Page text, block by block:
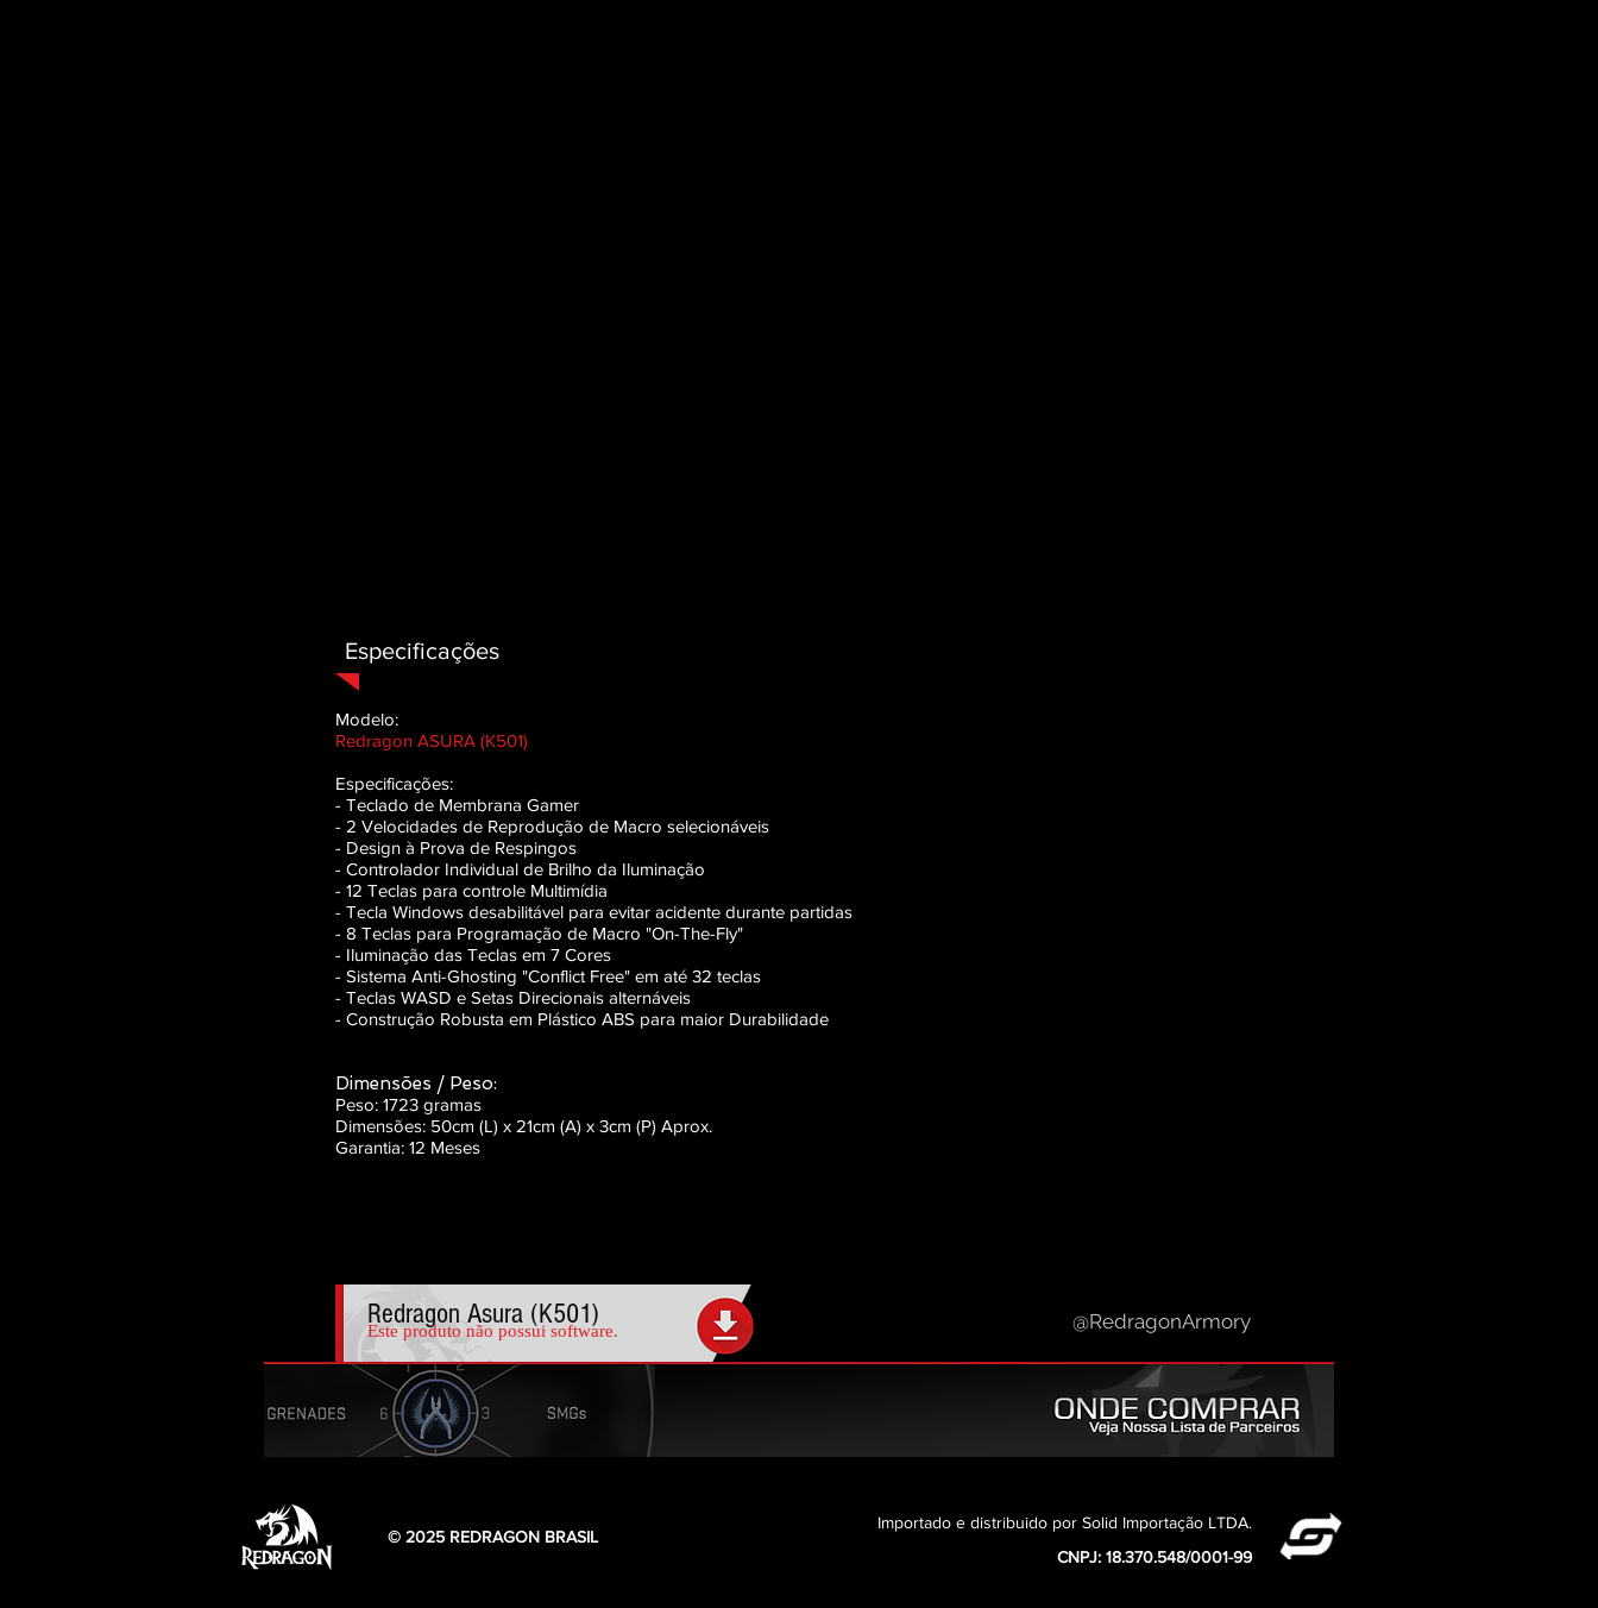
Especificações
Modelo:
Redragon ASURA (K501)
Especificações:
- Teclado de Membrana Gamer
- 2 Velocidades de Reprodução de Macro selecionáveis
- Design à Prova de Respingos
- Controlador Individual de Brilho da Iluminação
- 12 Teclas para controle Multimídia
- Tecla Windows desabilitável para evitar acidente durante partidas
- 8 Teclas para Programação de Macro "On-The-Fly"
- Iluminação das Teclas em 7 Cores
​​- Sistema Anti-Ghosting "Conflict Free" em até 32 teclas
- Teclas WASD e Setas Direcionais alternáveis
- Construção Robusta em Plástico ABS para maior Durabilidade
Dimensões / Peso:
Peso: 1723 gramas
Dimensões: 50cm (L) x 21cm (A) x 3cm (P) Aprox.
Garantia: 12 Meses
@RedragonArmory
Redragon Asura (K501)
Este produto não possui software.
© 2025 REDRAGON BRASIL
Importado e distribuido por Solid Importação LTDA.
CNPJ: 18.370.548/0001-99